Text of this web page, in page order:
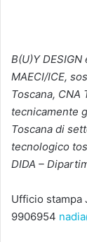
B(U)Y
MAECI/ICE,
Toscana, CNA
tecnicamente
Toscana di
tecnologico
DIDA –
Ufficio stampa
9906954